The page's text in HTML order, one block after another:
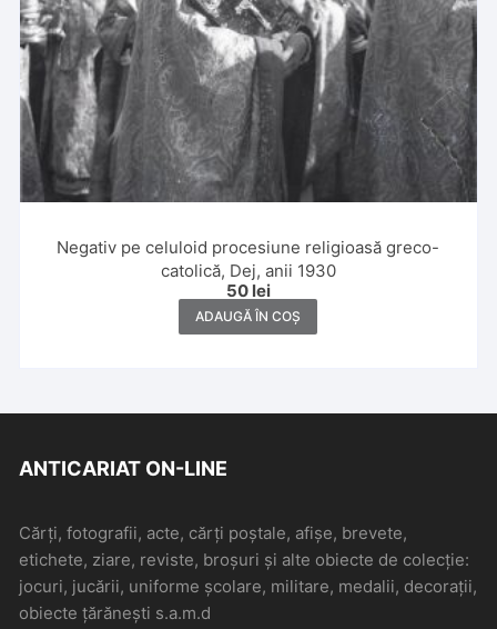
Negativ pe celuloid procesiune religioasă greco-
catolică, Dej, anii 1930
50 lei
ADAUGĂ ÎN COȘ
ANTICARIAT ON-LINE
Cărți, fotografii, acte, cărți poștale, afișe, brevete,
etichete, ziare, reviste, broșuri și alte obiecte de colecție:
jocuri, jucării, uniforme școlare, militare, medalii, decorații,
obiecte țărănești s.a.m.d